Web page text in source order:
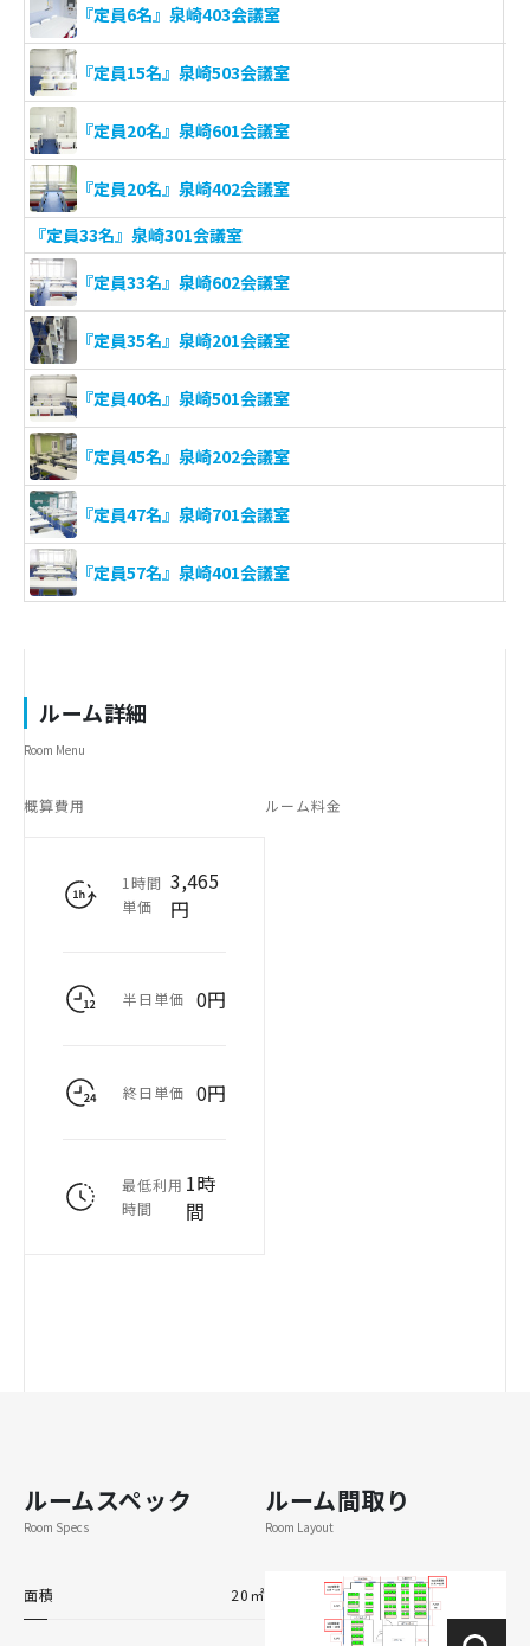
『定員6名』泉崎403会議室
『定員15名』泉崎503会議室
『定員20名』泉崎601会議室
『定員20名』泉崎402会議室
『定員33名』泉崎301会議室
『定員33名』泉崎602会議室
『定員35名』泉崎201会議室
『定員40名』泉崎501会議室
『定員45名』泉崎202会議室
『定員47名』泉崎701会議室
『定員57名』泉崎401会議室
ルーム詳細
Room Menu
概算費用
1時間
単価
3,465
円
半日単価 0円
終日単価 0円
最低利用
時間
1時
間
ルーム料金
ルームスペック
Room Specs
面積 20㎡
ルーム間取り
Room Layout